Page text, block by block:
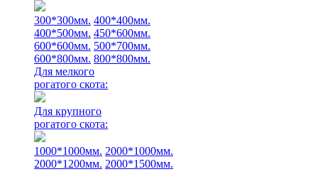
300*300мм. 400*400мм.
400*500мм. 450*600мм.
600*600мм. 500*700мм.
600*800мм. 800*800мм.
Для мелкого
рогатого скота:
Для крупного
рогатого скота:
1000*1000мм. 2000*1000мм.
2000*1200мм. 2000*1500мм.